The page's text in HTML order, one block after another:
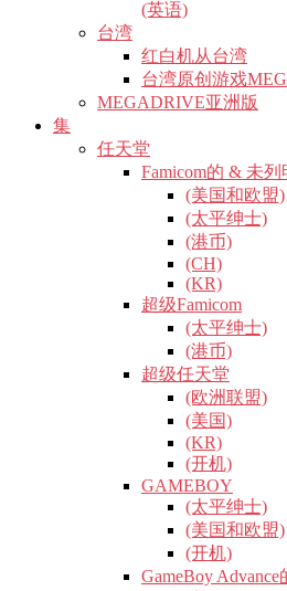
(英语)
台湾
红白机从台湾
台湾原创游戏
MEGADRIVE亚洲版
集
任天堂
Famicom的 & 未
(美国和欧盟)
(太平绅士)
(港币)
(CH)
(KR)
超级Famicom
(太平绅士)
(港币)
超级任天堂
(欧洲联盟)
(美国)
(KR)
(开机)
GAMEBOY
(太平绅士)
(美国和欧盟)
(开机)
GameBoy Advance